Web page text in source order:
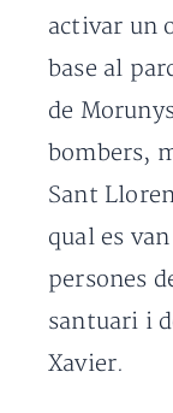
activar un
base al
de
bombers,
Sant
qual es
persones
santuari i
Xavier.